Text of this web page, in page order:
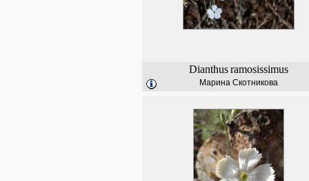
Dianthusramosissimus
Марина Скотникова